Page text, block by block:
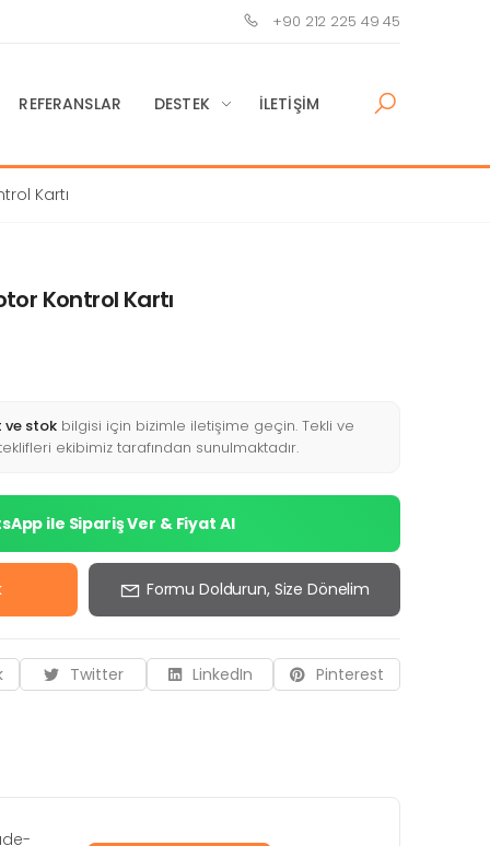
+90 212 225 49 45
REFERANSLAR DESTEK İLETIŞIM
Kartı
Kontrol Kartı
stok bilgisi için bizimle iletişime geçin. Tekli ve
ekibimiz tarafından sunulmaktadır.
ile Sipariş Ver & Fiyat Al
Formu Doldurun, Size Dönelim
Twitter LinkedIn Pinterest